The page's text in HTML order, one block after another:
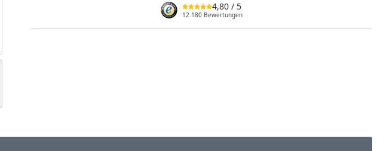
Bild anzeigen
zur Wunschliste hinzufügen
4,80 / 5
12.180 Bewertungen